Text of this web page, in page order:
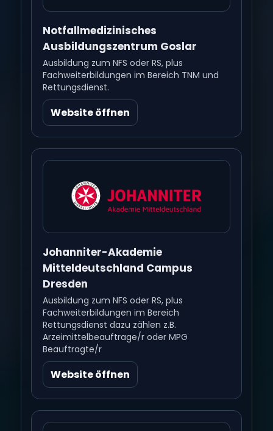
Notfallmedizinisches
Ausbildungszentrum Goslar
Ausbildung zum NFS oder RS, plus
Fachweiterbildungen im Bereich TNM und
Rettungsdienst.
Website öffnen
Johanniter-Akademie
Mitteldeutschland Campus
Dresden
Ausbildung zum NFS oder RS, plus
Fachweiterbildungen im Bereich
Rettungsdienst dazu zählen z.B.
Arzeimittelbeauftrage/r oder MPG
Beauftragte/r
Website öffnen